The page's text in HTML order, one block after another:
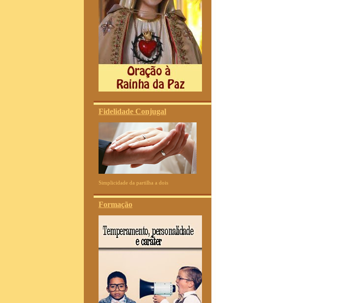
Fidelidade Conjugal
Simplicidade da partilha a dois
Formação